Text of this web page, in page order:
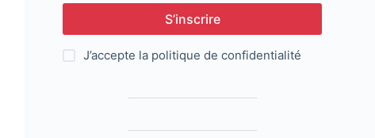
S’inscrire
J’accepte la politique de confidentialité